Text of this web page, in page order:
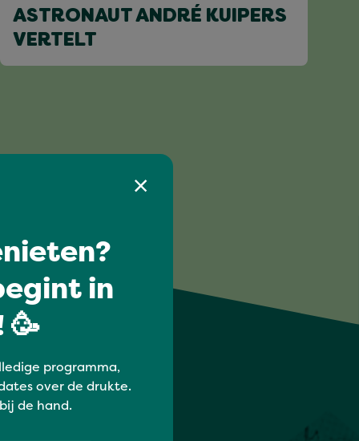
ASTRONAUT ANDRÉ KUIPERS
VERTELT
in
🥳
programma,
over de drukte.
de hand.